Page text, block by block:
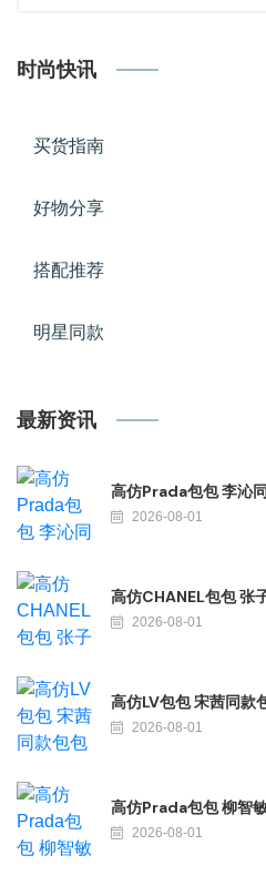
时尚快讯
买货指南
好物分享
搭配推荐
明星同款
最新资讯
高仿Prada包包 李沁
2026-08-01
高仿CHANEL包包 张
2026-08-01
高仿LV包包 宋茜同款
2026-08-01
高仿Prada包包 柳智
2026-08-01